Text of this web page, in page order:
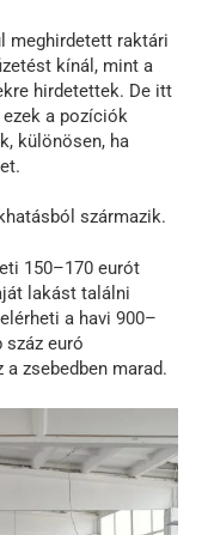
meghirdetett raktári
kínál, mint a
hirdetettek. De itt
a pozíciók
különösen, ha
származik.
150–170 eurót
lakást találni
a havi 900–
száz euró
zsebedben marad.